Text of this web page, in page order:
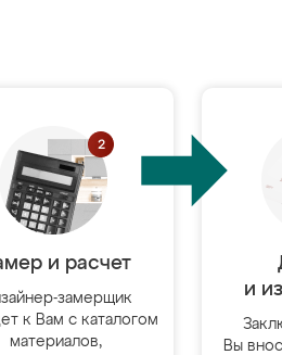
и расчет
замерщик
к Вам с каталогом
материалов,
и
Вы